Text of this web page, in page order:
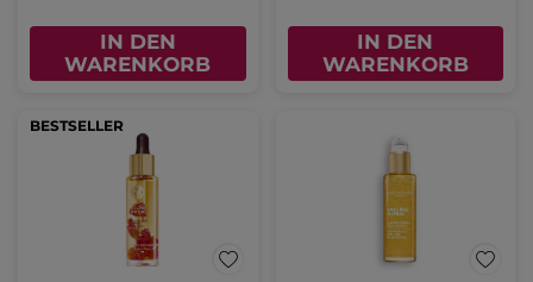
IN DEN
WARENKORB
IN DEN
WARENKORB
BESTSELLER